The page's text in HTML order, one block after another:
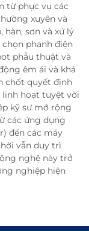
từ phục vụ các
xuyên và
hàn, sơn và xử lý
phanh điện
phẫu thuật và
êm ái và khả
chốt quyết định
linh hoạt tuyệt vời
kỹ sư mở rộng
các ứng dụng
đến các máy
vẫn duy trì
nghệ này trở
nghiệp hiện